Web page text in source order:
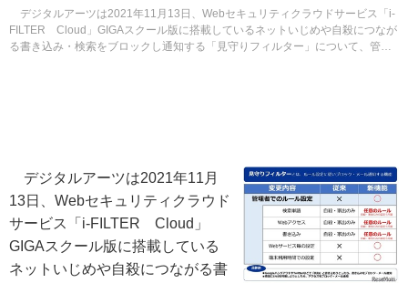
デジタルアーツは2021年11月13日、Webセキュリティクラウドサービス「i-
FILTER Cloud」GIGAスクール版に搭載しているネットいじめや自殺につなが
る書き込み・検索をブロックし通知する「見守りフィルター」について、管理
デジタルアーツは2021年11月
13日、Webセキュリティクラウド
サービス「i-FILTER Cloud」
GIGAスクール版に搭載している
ネットいじめや自殺につながる書